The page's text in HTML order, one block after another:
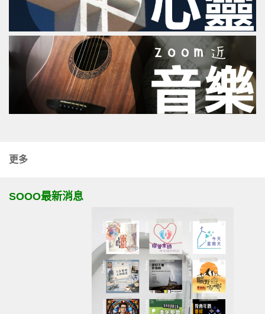
更多
SOOO最新消息